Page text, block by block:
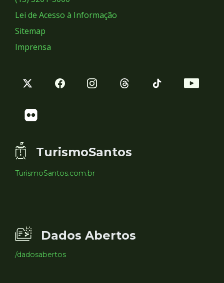
Lei de Acesso à Informação
Sitemap
Imprensa
TurismoSantos
TurismoSantos.com.br
Dados Abertos
/dadosabertos